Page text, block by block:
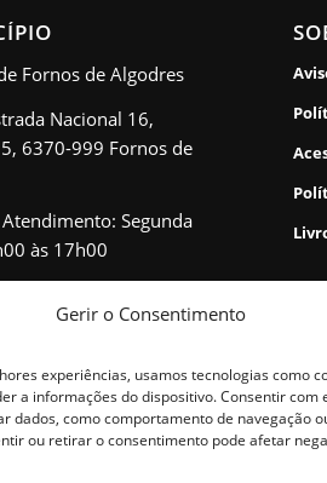
Gerir o Consentimento
experiências, usamos tecnologias como
a informações do dispositivo. Consentir com
dados, como comportamento de navegação
ou retirar o consentimento pode afetar
Fornos de Algodres
Nacional 16,
6370-999 Fornos de
Segunda
às 17h00
de Fornos de Algodres. Todos os